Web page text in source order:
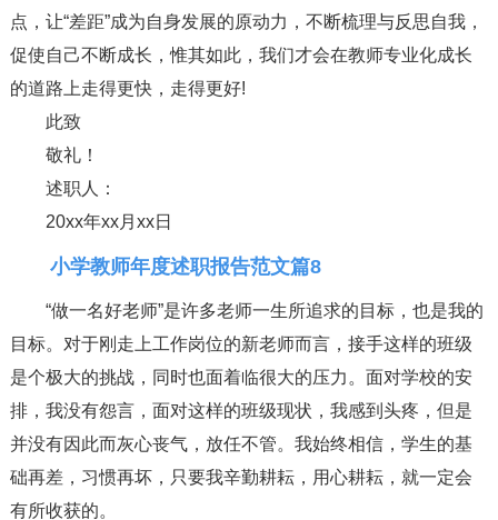
点，让“差距”成为自身发展的原动力，不断梳理与反思自我，
促使自己不断成长，惟其如此，我们才会在教师专业化成长
的道路上走得更快，走得更好!
此致
敬礼！
述职人：
20xx年xx月xx日
小学教师年度述职报告范文篇8
“做一名好老师”是许多老师一生所追求的目标，也是我的
目标。对于刚走上工作岗位的新老师而言，接手这样的班级
是个极大的挑战，同时也面着临很大的压力。面对学校的安
排，我没有怨言，面对这样的班级现状，我感到头疼，但是
并没有因此而灰心丧气，放任不管。我始终相信，学生的基
础再差，习惯再坏，只要我辛勤耕耘，用心耕耘，就一定会
有所收获的。